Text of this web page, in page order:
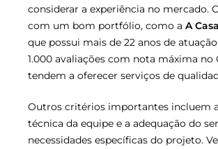
considerar a experiência no mercado.
com um bom portfólio, como a A
que possui mais de 22 anos de
1.000 avaliações com nota máxima no
tendem a oferecer serviços de
Outros critérios importantes incluem
técnica da equipe e a adequação do
necessidades específicas do projeto.